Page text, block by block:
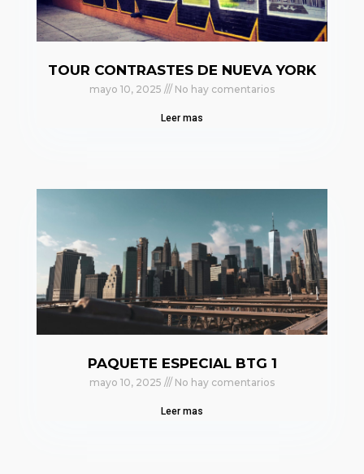
TOUR CONTRASTES DE NUEVA YORK
mayo 10, 2025 No hay comentarios
Leer mas
PAQUETE ESPECIAL BTG 1
mayo 10, 2025 No hay comentarios
Leer mas